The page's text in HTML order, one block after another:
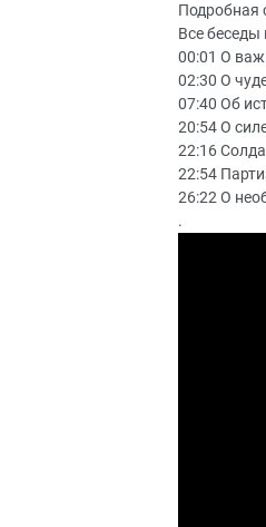
Подробная
Все
00:01 О
02:30 О
07:40 Об
20:54 О
22:16
22:54
26:22 О
.